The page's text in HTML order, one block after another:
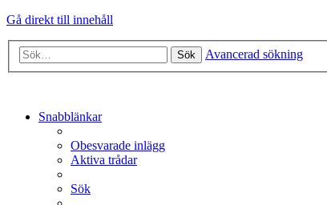
Gå direkt till innehåll
Sök Avancerad sökning
Snabblänkar
Obesvarade inlägg
Aktiva trådar
Sök